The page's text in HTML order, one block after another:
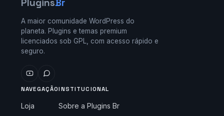
PluginsBr
A maior comunidade WordPress do
planeta. Plugins e temas premium
licenciados sob GPL, com acesso rápido e
seguro.
NAVEGAÇÃO
Loja
INSTITUCIONAL
Sobre a Plugins Br